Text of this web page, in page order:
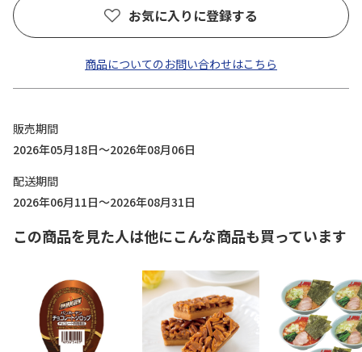
お気に入りに登録する
商品についてのお問い合わせはこちら
販売期間
2026年05月18日～2026年08月06日
配送期間
2026年06月11日～2026年08月31日
この商品を見た人は他にこんな商品も買っています